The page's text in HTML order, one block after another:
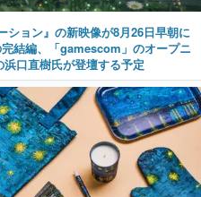
ション』の新映像が8月26日早朝に
結編、「gamescom」のオープニ
口直樹氏が登壇する予定